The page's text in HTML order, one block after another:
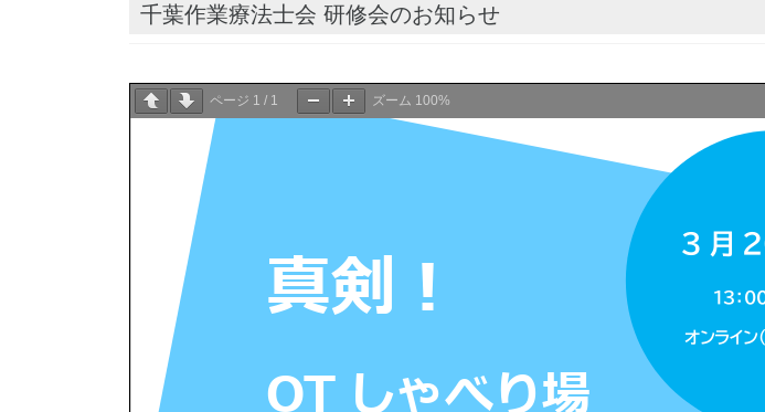
千葉作業療法士会 研修会のお知らせ
ページ 1 / 1 ズーム 100%